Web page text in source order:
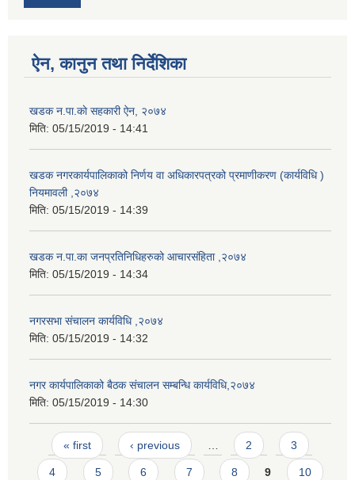
ऐन, कानुन तथा निर्देशिका
खडक न.पा.काे सहकारी ऐन, २०७४
मिति: 05/15/2019 - 14:41
खडक नगरकार्यपालिकाको निर्णय वा अधिकारपत्रको प्रमाणीकरण (कार्यविधि )
नियमावली ,२०७४
मिति: 05/15/2019 - 14:39
खडक न.पा.का जनप्रतिनिधिहरुको आचारसंहिता ,२०७४
मिति: 05/15/2019 - 14:34
नगरसभा संचालन कार्यविधि ,२०७४
मिति: 05/15/2019 - 14:32
नगर कार्यपालिकाको बैठक संचालन सम्बन्धि कार्यविधि,२०७४
मिति: 05/15/2019 - 14:30
Pages
« first ‹ previous … 2 3
4 5 6 7 8 9 10